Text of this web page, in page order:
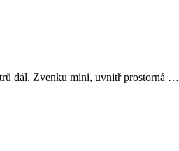
dál. Zvenku mini, uvnitř prostorná …